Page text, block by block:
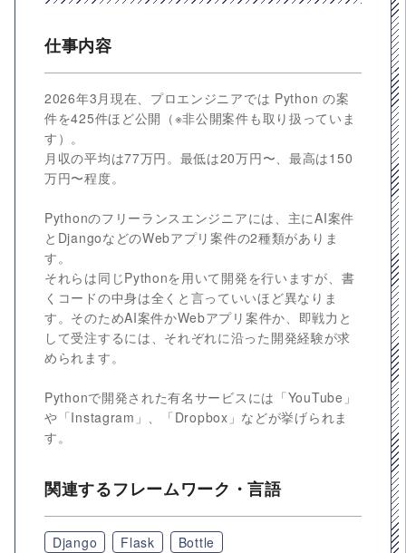
仕事内容
2026年3月現在、プロエンジニアでは Python の案
件を425件ほど公開（※非公開案件も取り扱っていま
す）。
月収の平均は77万円。最低は20万円〜、最高は150
万円〜程度。
Pythonのフリーランスエンジニアには、主にAI案件
とDjangoなどのWebアプリ案件の2種類がありま
す。
それらは同じPythonを用いて開発を行いますが、書
くコードの中身は全くと言っていいほど異なりま
す。そのためAI案件かWebアプリ案件か、即戦力と
して受注するには、それぞれに沿った開発経験が求
められます。
Pythonで開発された有名サービスには「YouTube」
や「Instagram」、「Dropbox」などが挙げられま
す。
関連するフレームワーク・言語
Django Flask Bottle